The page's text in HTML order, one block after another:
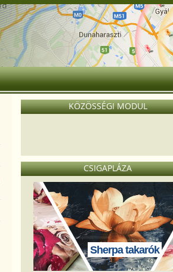
KÖZÖSSÉGI MODUL
CSIGAPLÁZA
Sherpa takarók